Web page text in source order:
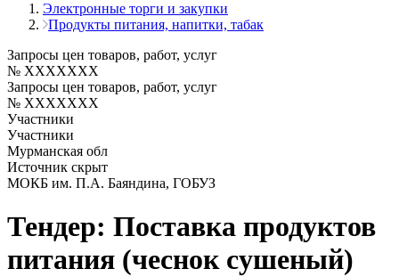
Электронные торги и закупки
Продукты питания, напитки, табак
Запросы цен товаров, работ, услуг
№ XXXXXXX
Запросы цен товаров, работ, услуг
№ XXXXXXX
Участники
Участники
Мурманская обл
Источник скрыт
МОКБ им. П.А. Баяндина, ГОБУЗ
Тендер: Поставка продуктов
питания (чеснок сушеный)